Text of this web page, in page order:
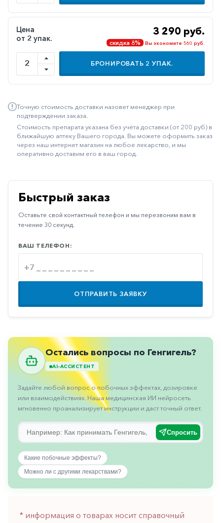
Иммуностимуляторы
Метаболизм
Минеральный
обмен
Наружные
Неврологические
Остеопороз
Офтальмология
Противовирусные
Противовоспалительные
Противоопухолевые
Противоподагрические
Противорвотные
Противоэпилептические
Пульмонология
Сердечные
Сосудистые
Тромбозы
Ухо-
горло-
нос
Хирургия
Щитовидная
Цена
от 2 упак.
3 290 руб.
скидка 8% Вы экономите 560 руб.
БРОНИРОВАТЬ 2 УПАК.
Точную стоимость доставки назовет менеджер при
подтверждении заказа.
Стоимость препарата указана без учёта доставки (от 200 руб) в
ближайшую аптеку Вашего города. Вы можете оформить заказ
через наш интернет магазин на любое лекарство, и мы
оперативно доставим его в ваш город.
Быстрый заказ
Оставьте свой контактный телефон и мы перезвоним вам в
течение 30 секунд.
ВАШ ТЕЛЕФОН:
ОТПРАВИТЬ ЗАЯВКУ
Остались вопросы по Генгигель?
AI-АССИСТЕНТ
Задайте любой вопрос о побочных эффектах, дозировке
или взаимодействиях. Наша медицинская ИИ нейросеть
мгновенно проанализирует инструкции и даст точный ответ.
Спросить
Какие побочные эффекты?
Можно ли с другими лекарствами?
* информация о товарах носит справочный